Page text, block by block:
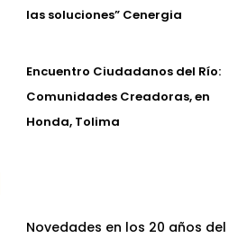
las soluciones” Cenergia
Encuentro Ciudadanos del Río:
Comunidades Creadoras, en
Honda, Tolima
Novedades en los 20 años del